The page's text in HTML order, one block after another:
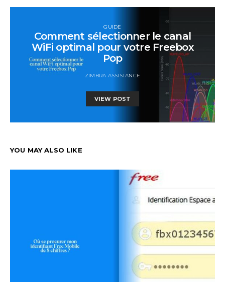
GUIDE
Comment sélectionner le canal
WiFi optimal pour votre Freebox
Pop
ZIMBRA ASSISTANCE
VIEW POST
YOU MAY ALSO LIKE